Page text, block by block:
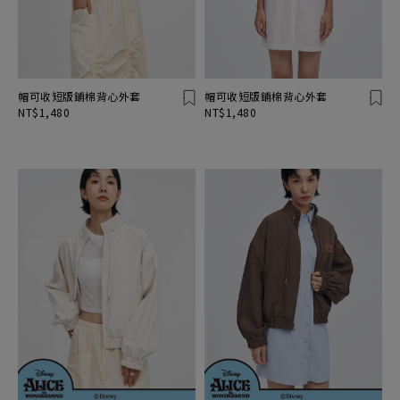
帽可收短版鋪棉背心外套
NT$1,480
帽可收短版鋪棉背心外套
NT$1,480